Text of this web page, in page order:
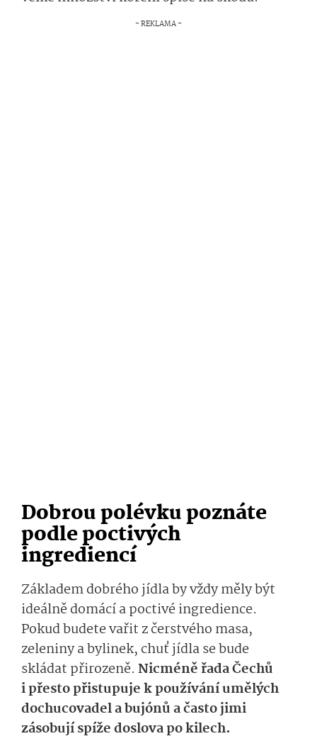
Dobrou polévku poznáte
podle poctivých
ingrediencí
Základem dobrého jídla by vždy měly být
ideálně domácí a poctivé ingredience.
Pokud budete vařit z čerstvého masa,
zeleniny a bylinek, chuť jídla se bude
skládat přirozeně. Nicméně řada Čechů
i přesto přistupuje k používání umělých
dochucovadel a bujónů a často jimi
zásobují spíže doslova po kilech.